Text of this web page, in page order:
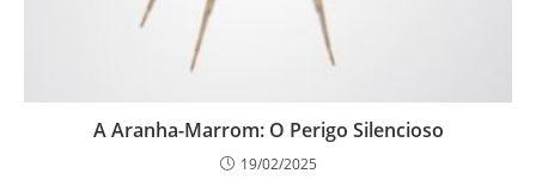
A Aranha-Marrom: O Perigo Silencioso
19/02/2025